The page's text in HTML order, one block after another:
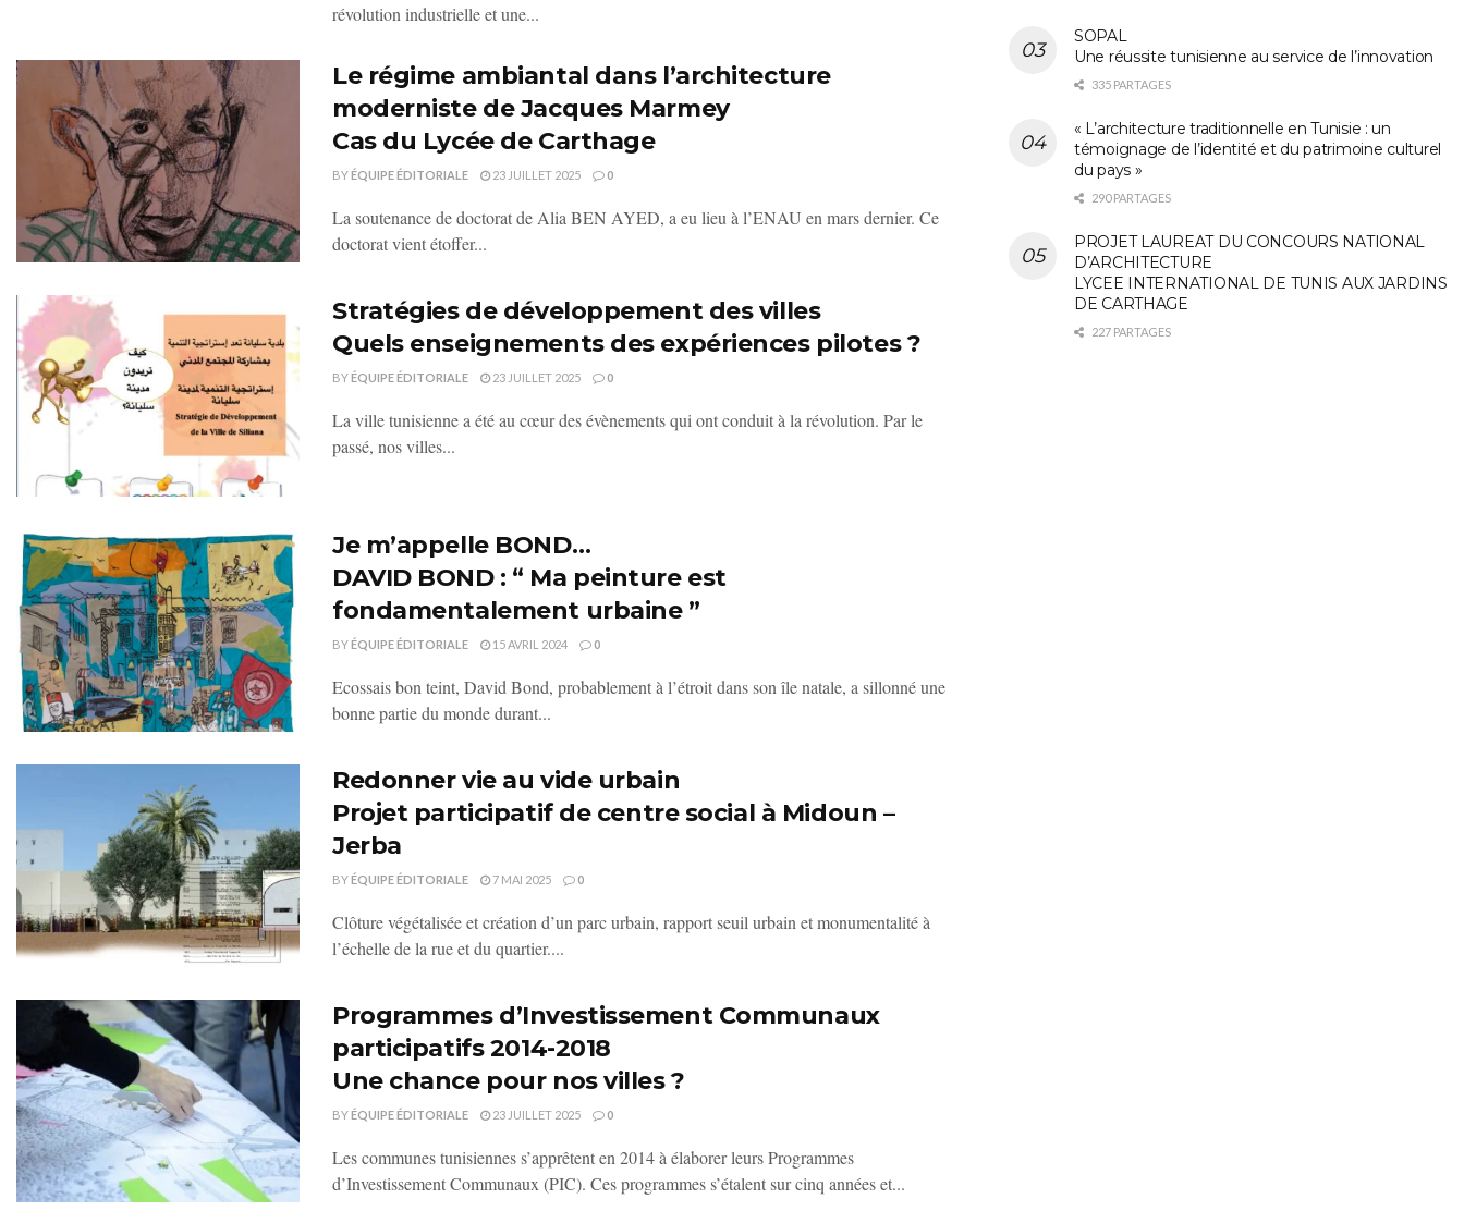
révolution industrielle et une...
Le régime ambiantal dans l’architecture
moderniste de Jacques Marmey
Cas du Lycée de Carthage
BYÉQUIPE ÉDITORIALE 23 JUILLET 2025 0
La soutenance de doctorat de Alia BEN AYED, a eu lieu à l’ENAU en mars dernier. Ce
doctorat vient étoffer...
Stratégies de développement des villes
Quels enseignements des expériences pilotes ?
BYÉQUIPE ÉDITORIALE 23 JUILLET 2025 0
La ville tunisienne a été au cœur des évènements qui ont conduit à la révolution. Par le
passé, nos villes...
Je m’appelle BOND…
DAVID BOND : “ Ma peinture est
fondamentalement urbaine ”
BYÉQUIPE ÉDITORIALE 15 AVRIL 2024 0
Ecossais bon teint, David Bond, probablement à l’étroit dans son île natale, a sillonné une
bonne partie du monde durant...
Redonner vie au vide urbain
Projet participatif de centre social à Midoun –
Jerba
BYÉQUIPE ÉDITORIALE 7 MAI 2025 0
Clôture végétalisée et création d’un parc urbain, rapport seuil urbain et monumentalité à
l’échelle de la rue et du quartier....
Programmes d’Investissement Communaux
participatifs 2014-2018
Une chance pour nos villes ?
BYÉQUIPE ÉDITORIALE 23 JUILLET 2025 0
Les communes tunisiennes s’apprêtent en 2014 à élaborer leurs Programmes
d’Investissement Communaux (PIC). Ces programmes s’étalent sur cinq années et...
SOPAL
Une réussite tunisienne au service de l’innovation
335 PARTAGES
« L’architecture traditionnelle en Tunisie : un
témoignage de l’identité et du patrimoine culturel
du pays »
290 PARTAGES
PROJET LAUREAT DU CONCOURS NATIONAL
D’ARCHITECTURE
LYCEE INTERNATIONAL DE TUNIS AUX JARDINS
DE CARTHAGE
227 PARTAGES